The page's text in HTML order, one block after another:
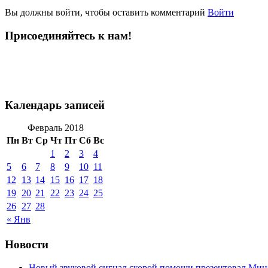
Вы должны войти, чтобы оставить комментарий Войти
Присоединяйтесь к нам!
Календарь записей
Февраль 2018
Пн Вт Ср Чт Пт Сб Вс
« Янв
1 2 3
4
5
6 7 8 9 10 11
12
13 14 15 16 17 18
19 20 21 22 23 24 25
26 27 28
Новости